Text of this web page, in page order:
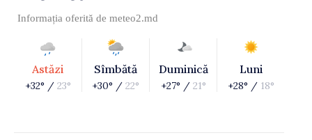
Informația oferită de meteo2.md
Astăzi
+32° / 23°
Sîmbătă
+30° / 22°
Duminică
+27° / 21°
Luni
+28° / 18°